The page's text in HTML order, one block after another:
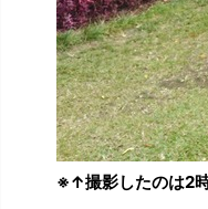
※↑撮影したのは2